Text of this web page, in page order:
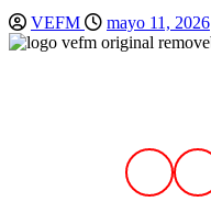
VEFM mayo 11, 2026